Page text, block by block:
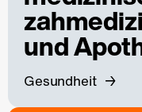
und
Gesundheit